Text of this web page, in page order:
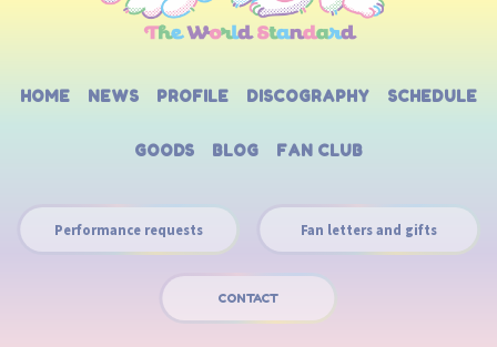
HOME NEWS PROFILE DISCOGRAPHY SCHEDULE
GOODS BLOG FAN CLUB
Performance requests Fan letters and gifts
CONTACT